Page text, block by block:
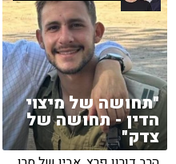
"תחושה של מיצוי
הדין - תחושה של
צדק"